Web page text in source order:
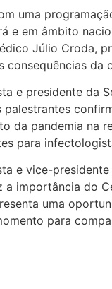
uma
e em âmbito
Júlio Croda,
consequências
e presidente da
da pandemia na
para
e vice-
importância do
uma
para